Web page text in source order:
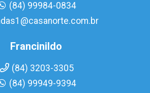
(84) 99984-0834
Francinildo
(84) 3203-3305
(84) 99949-9394